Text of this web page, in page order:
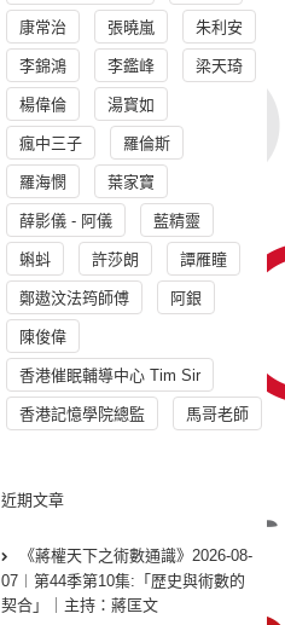
康常治 張曉嵐 朱利安
李錦鴻 李鑑峰 梁天琦
楊偉倫 湯寳如
瘋中三子 羅倫斯
羅海憫 葉家寶
薛影儀 - 阿儀 藍精靈
蝌蚪 許莎朗 譚雁瞳
鄭遨汶法筠師傅 阿銀
陳俊偉
香港催眠輔導中心 Tim Sir
香港記憶學院總監 馬哥老師
近期文章
《蔣權天下之術數通識》2026-08-
07︱第44季第10集:「歴史與術數的
契合」｜主持：蔣匡文